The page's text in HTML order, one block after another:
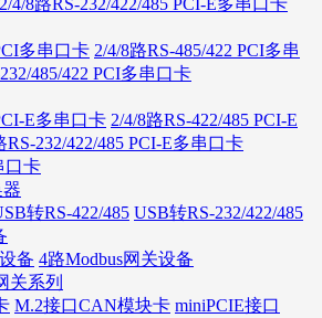
2/4/8路RS-232/422/485 PCI-E多串口卡
多串口卡 2/4/8路RS-485/422 PCI多串
485/422 PCI多串口卡
E多串口卡 2/4/8路RS-422/485 PCI-E
RS-232/422/485 PCI-E多串口卡
口卡
转RS-422/485 USB转RS-232/422/485
备 4路Modbus网关设备
关系列
M.2接口CAN模块卡 miniPCIE接口